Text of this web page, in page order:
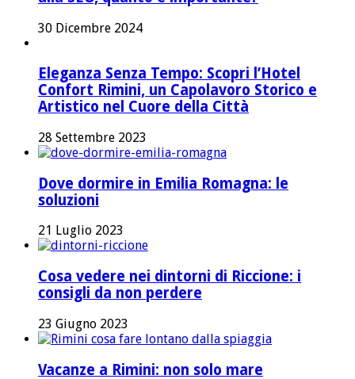
30 Dicembre 2024
Eleganza Senza Tempo: Scopri l’Hotel
Confort Rimini, un Capolavoro Storico e
Artistico nel Cuore della Città
28 Settembre 2023
Dove dormire in Emilia Romagna: le
soluzioni
21 Luglio 2023
Cosa vedere nei dintorni di Riccione: i
consigli da non perdere
23 Giugno 2023
Vacanze a Rimini: non solo mare